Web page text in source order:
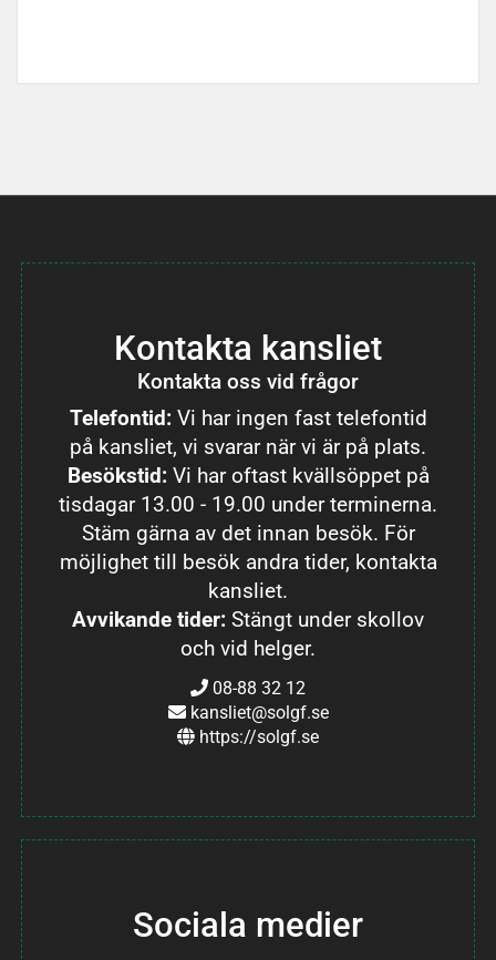
Kontakta kansliet
Kontakta oss vid frågor
Telefontid: Vi har ingen fast telefontid
på kansliet, vi svarar när vi är på plats.
Besökstid: Vi har oftast kvällsöppet på
tisdagar 13.00 - 19.00 under terminerna.
Stäm gärna av det innan besök. För
möjlighet till besök andra tider, kontakta
kansliet.
Avvikande tider: Stängt under skollov
och vid helger.
08-88 32 12
kansliet@solgf.se
https://solgf.se
Sociala medier